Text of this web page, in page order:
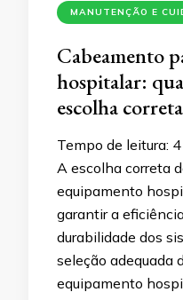
MANUTENÇÃO E
Cabeamento
hospitalar:
escolha
Tempo de leitura: 4
A escolha correta
equipamento
garantir a
durabilidade dos
seleção adequada
equipamento